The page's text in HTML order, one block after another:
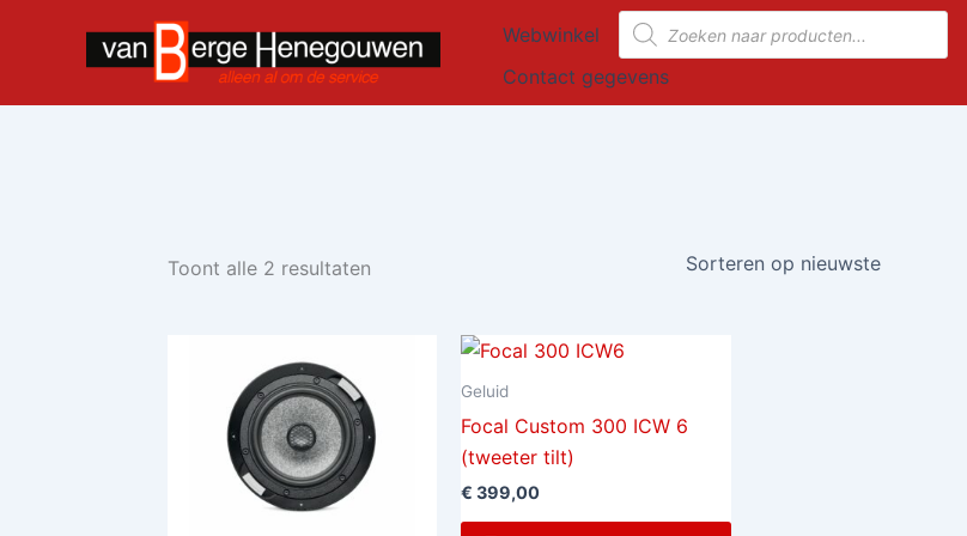
inhoud
Webwinkel
Producten
zoeken
Contact gegevens
Toont alle 2 resultaten
op
nieuwste
Geluid
Focal Custom 300 ICW 6
(tweeter tilt)
€ 399,00